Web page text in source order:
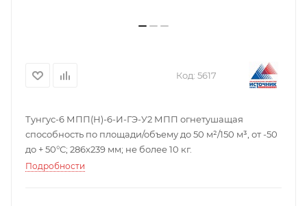
Код: 5617
Тунгус-6 МПП(Н)-6-И-ГЭ-У2 МПП огнетушащая
способность по площади/объему до 50 м²/150 м³, от -50
до + 50°С; 286х239 мм; не более 10 кг.
Подробности